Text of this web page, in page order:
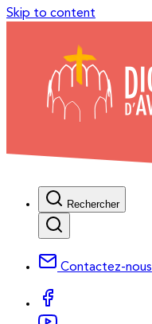
Skip to content
Rechercher
Contactez-nous